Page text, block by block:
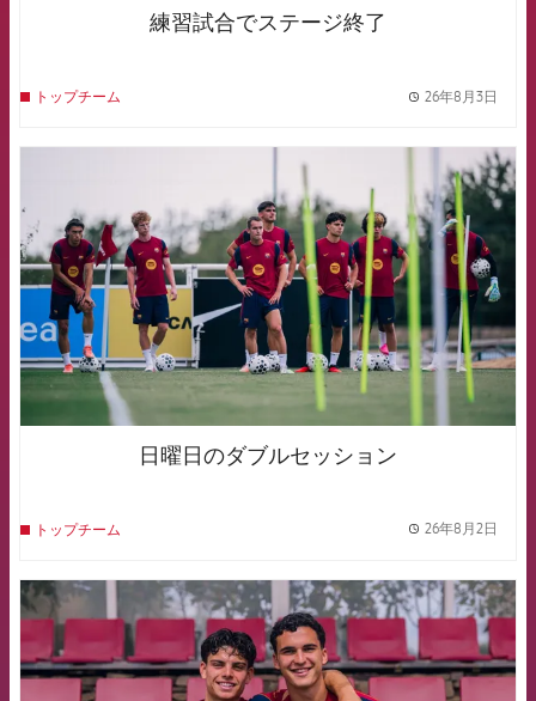
練習試合でステージ終了
トップチーム 26年8月3日
日曜日のダブルセッション
トップチーム 26年8月2日
FCB Barcelona badge